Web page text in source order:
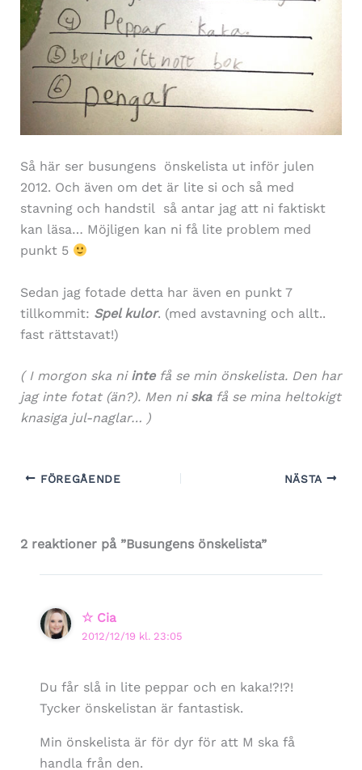
Så här ser busungens önskelista ut inför julen
2012. Och även om det är lite si och så med
stavning och handstil så antar jag att ni faktiskt
kan läsa… Möjligen kan ni få lite problem med
punkt 5
Sedan jag fotade detta har även en punkt 7
tillkommit: Spel kulor. (med avstavning och allt..
fast rättstavat!)
( I morgon ska ni intefå se min önskelista. Den har
jag inte fotat (än?). Men ni skafå se mina heltokigt
knasiga jul-naglar… )
FÖREGÅENDE NÄSTA
2 reaktioner på ”Busungens önskelista”
☆ Cia
2012/12/19 kl. 23:05
Du får slå in lite peppar och en kaka!?!?!
Tycker önskelistan är fantastisk.
Min önskelista är för dyr för att M ska få
handla från den.